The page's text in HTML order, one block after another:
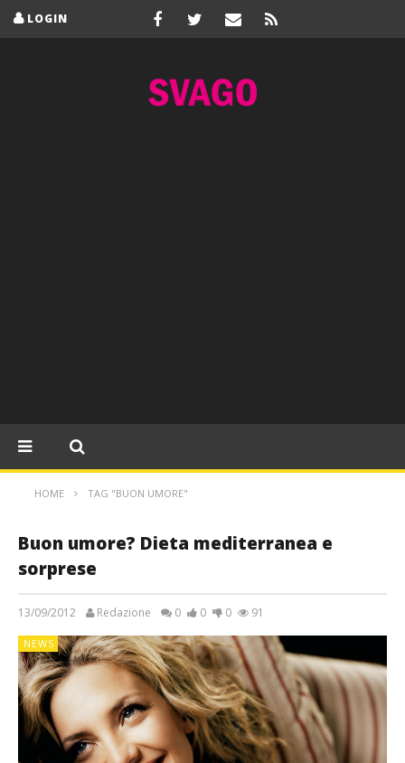
LOGIN
HOME TAG "BUON UMORE"
Buon umore? Dieta mediterranea e
sorprese
13/09/2012 Redazione 0 0 0 91
NEWS